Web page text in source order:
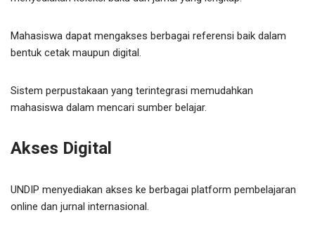
Mahasiswa dapat mengakses berbagai referensi baik dalam
bentuk cetak maupun digital.
Sistem perpustakaan yang terintegrasi memudahkan
mahasiswa dalam mencari sumber belajar.
Akses Digital
UNDIP menyediakan akses ke berbagai platform pembelajaran
online dan jurnal internasional.